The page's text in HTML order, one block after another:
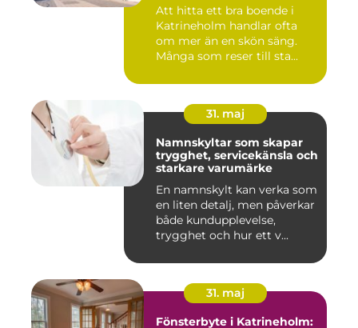
Att hitta ett bra boende i
Katrineholm handlar ofta
om mer än en skön säng.
Många som reser till sta...
31. maj
Namnskyltar som skapar
trygghet, servicekänsla och
starkare varumärke
En namnskylt kan verka som
en liten detalj, men påverkar
både kundupplevelse,
trygghet och hur ett v...
31. maj
Fönsterbyte i Katrineholm: